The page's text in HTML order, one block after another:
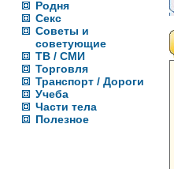
Родня
Секс
Советы и
советующие
ТВ / СМИ
Торговля
Транспорт / Дороги
Учеба
Части тела
Полезное